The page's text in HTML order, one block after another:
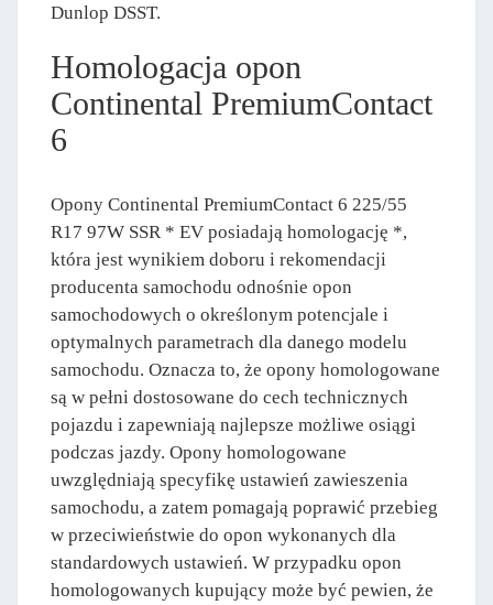
Dunlop DSST.
Homologacja opon
Continental PremiumContact
6
Opony Continental PremiumContact 6 225/55
R17 97W SSR * EV posiadają homologację *,
która jest wynikiem doboru i rekomendacji
producenta samochodu odnośnie opon
samochodowych o określonym potencjale i
optymalnych parametrach dla danego modelu
samochodu. Oznacza to, że opony homologowane
są w pełni dostosowane do cech technicznych
pojazdu i zapewniają najlepsze możliwe osiągi
podczas jazdy. Opony homologowane
uwzględniają specyfikę ustawień zawieszenia
samochodu, a zatem pomagają poprawić przebieg
w przeciwieństwie do opon wykonanych dla
standardowych ustawień. W przypadku opon
homologowanych kupujący może być pewien, że